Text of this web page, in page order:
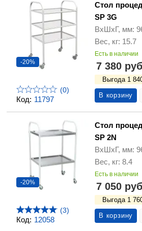
Код: 11797
-20%
(0)
Стол
SP 3G
ВхШхГ, мм:
Вес, кг: 15.7
Есть в наличии
7 380
Выгода 1
В корзину
Код: 12058
-20%
(3)
Стол
SP 2N
ВхШхГ, мм:
Вес, кг: 8.4
Есть в наличии
7 050
Выгода 1
В корзину